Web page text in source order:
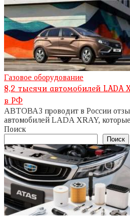
Газовое оборудование
8,2 тысячи автомобилей LADA
в РФ
АВТОВАЗ проводит в России
автомобилей LADA XRAY,
Поиск
Поиск